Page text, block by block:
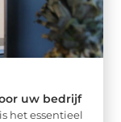
uw bedrijf
het essentieel